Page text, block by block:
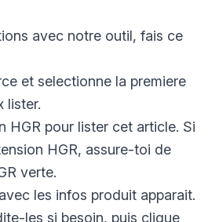
avec notre outil, fais ce
et selectionne la premiere
lister.
HGR pour lister cet article. Si
HGR, assure-toi de
verte.
les infos produit apparait.
les si besoin, puis clique